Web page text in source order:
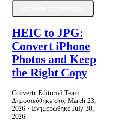
HEIC to JPG:
Convert iPhone
Photos and Keep
the Right Copy
Convertr Editorial Team ·
Δημοσιεύθηκε στις March 23,
2026 · Ενημερώθηκε July 30,
2026